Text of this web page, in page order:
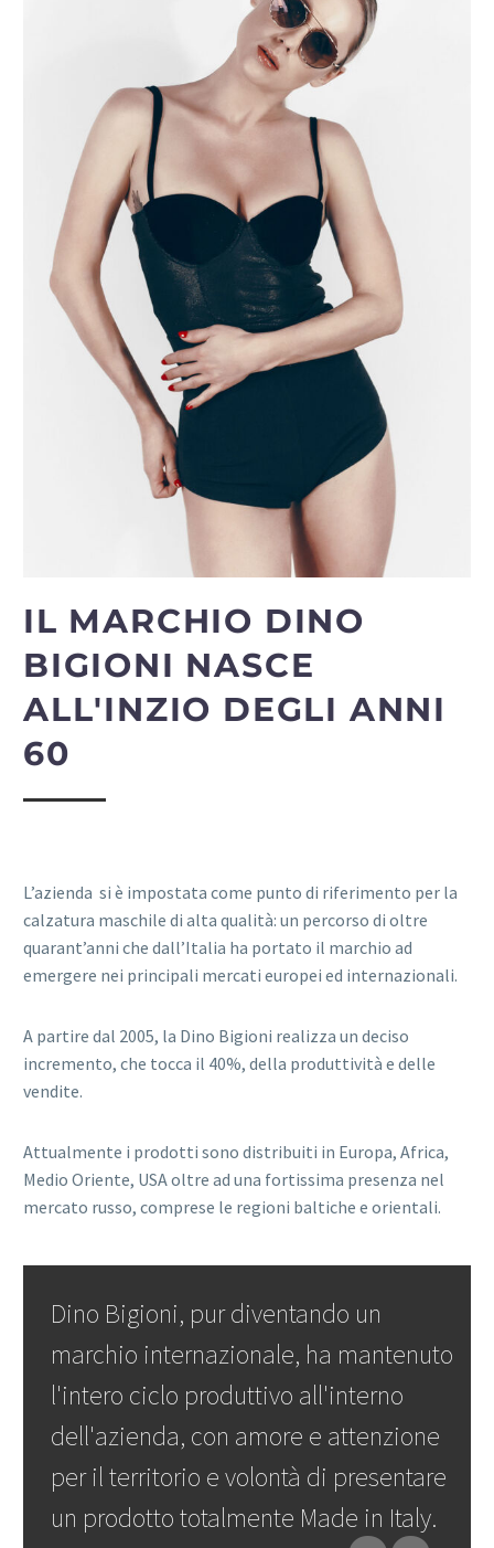
IL MARCHIO DINO
BIGIONI NASCE
ALL'INZIO DEGLI ANNI
60
L’azienda si è impostata come punto di riferimento per la
calzatura maschile di alta qualità: un percorso di oltre
quarant’anni che dall’Italia ha portato il marchio ad
emergere nei principali mercati europei ed internazionali.
A partire dal 2005, la Dino Bigioni realizza un deciso
incremento, che tocca il 40%, della produttività e delle
vendite.
Attualmente i prodotti sono distribuiti in Europa, Africa,
Medio Oriente, USA oltre ad una fortissima presenza nel
mercato russo, comprese le regioni baltiche e orientali.
Dino Bigioni, pur diventando un
marchio internazionale, ha mantenuto
l'intero ciclo produttivo all'interno
dell'azienda, con amore e attenzione
per il territorio e volontà di presentare
un prodotto totalmente Made in Italy.